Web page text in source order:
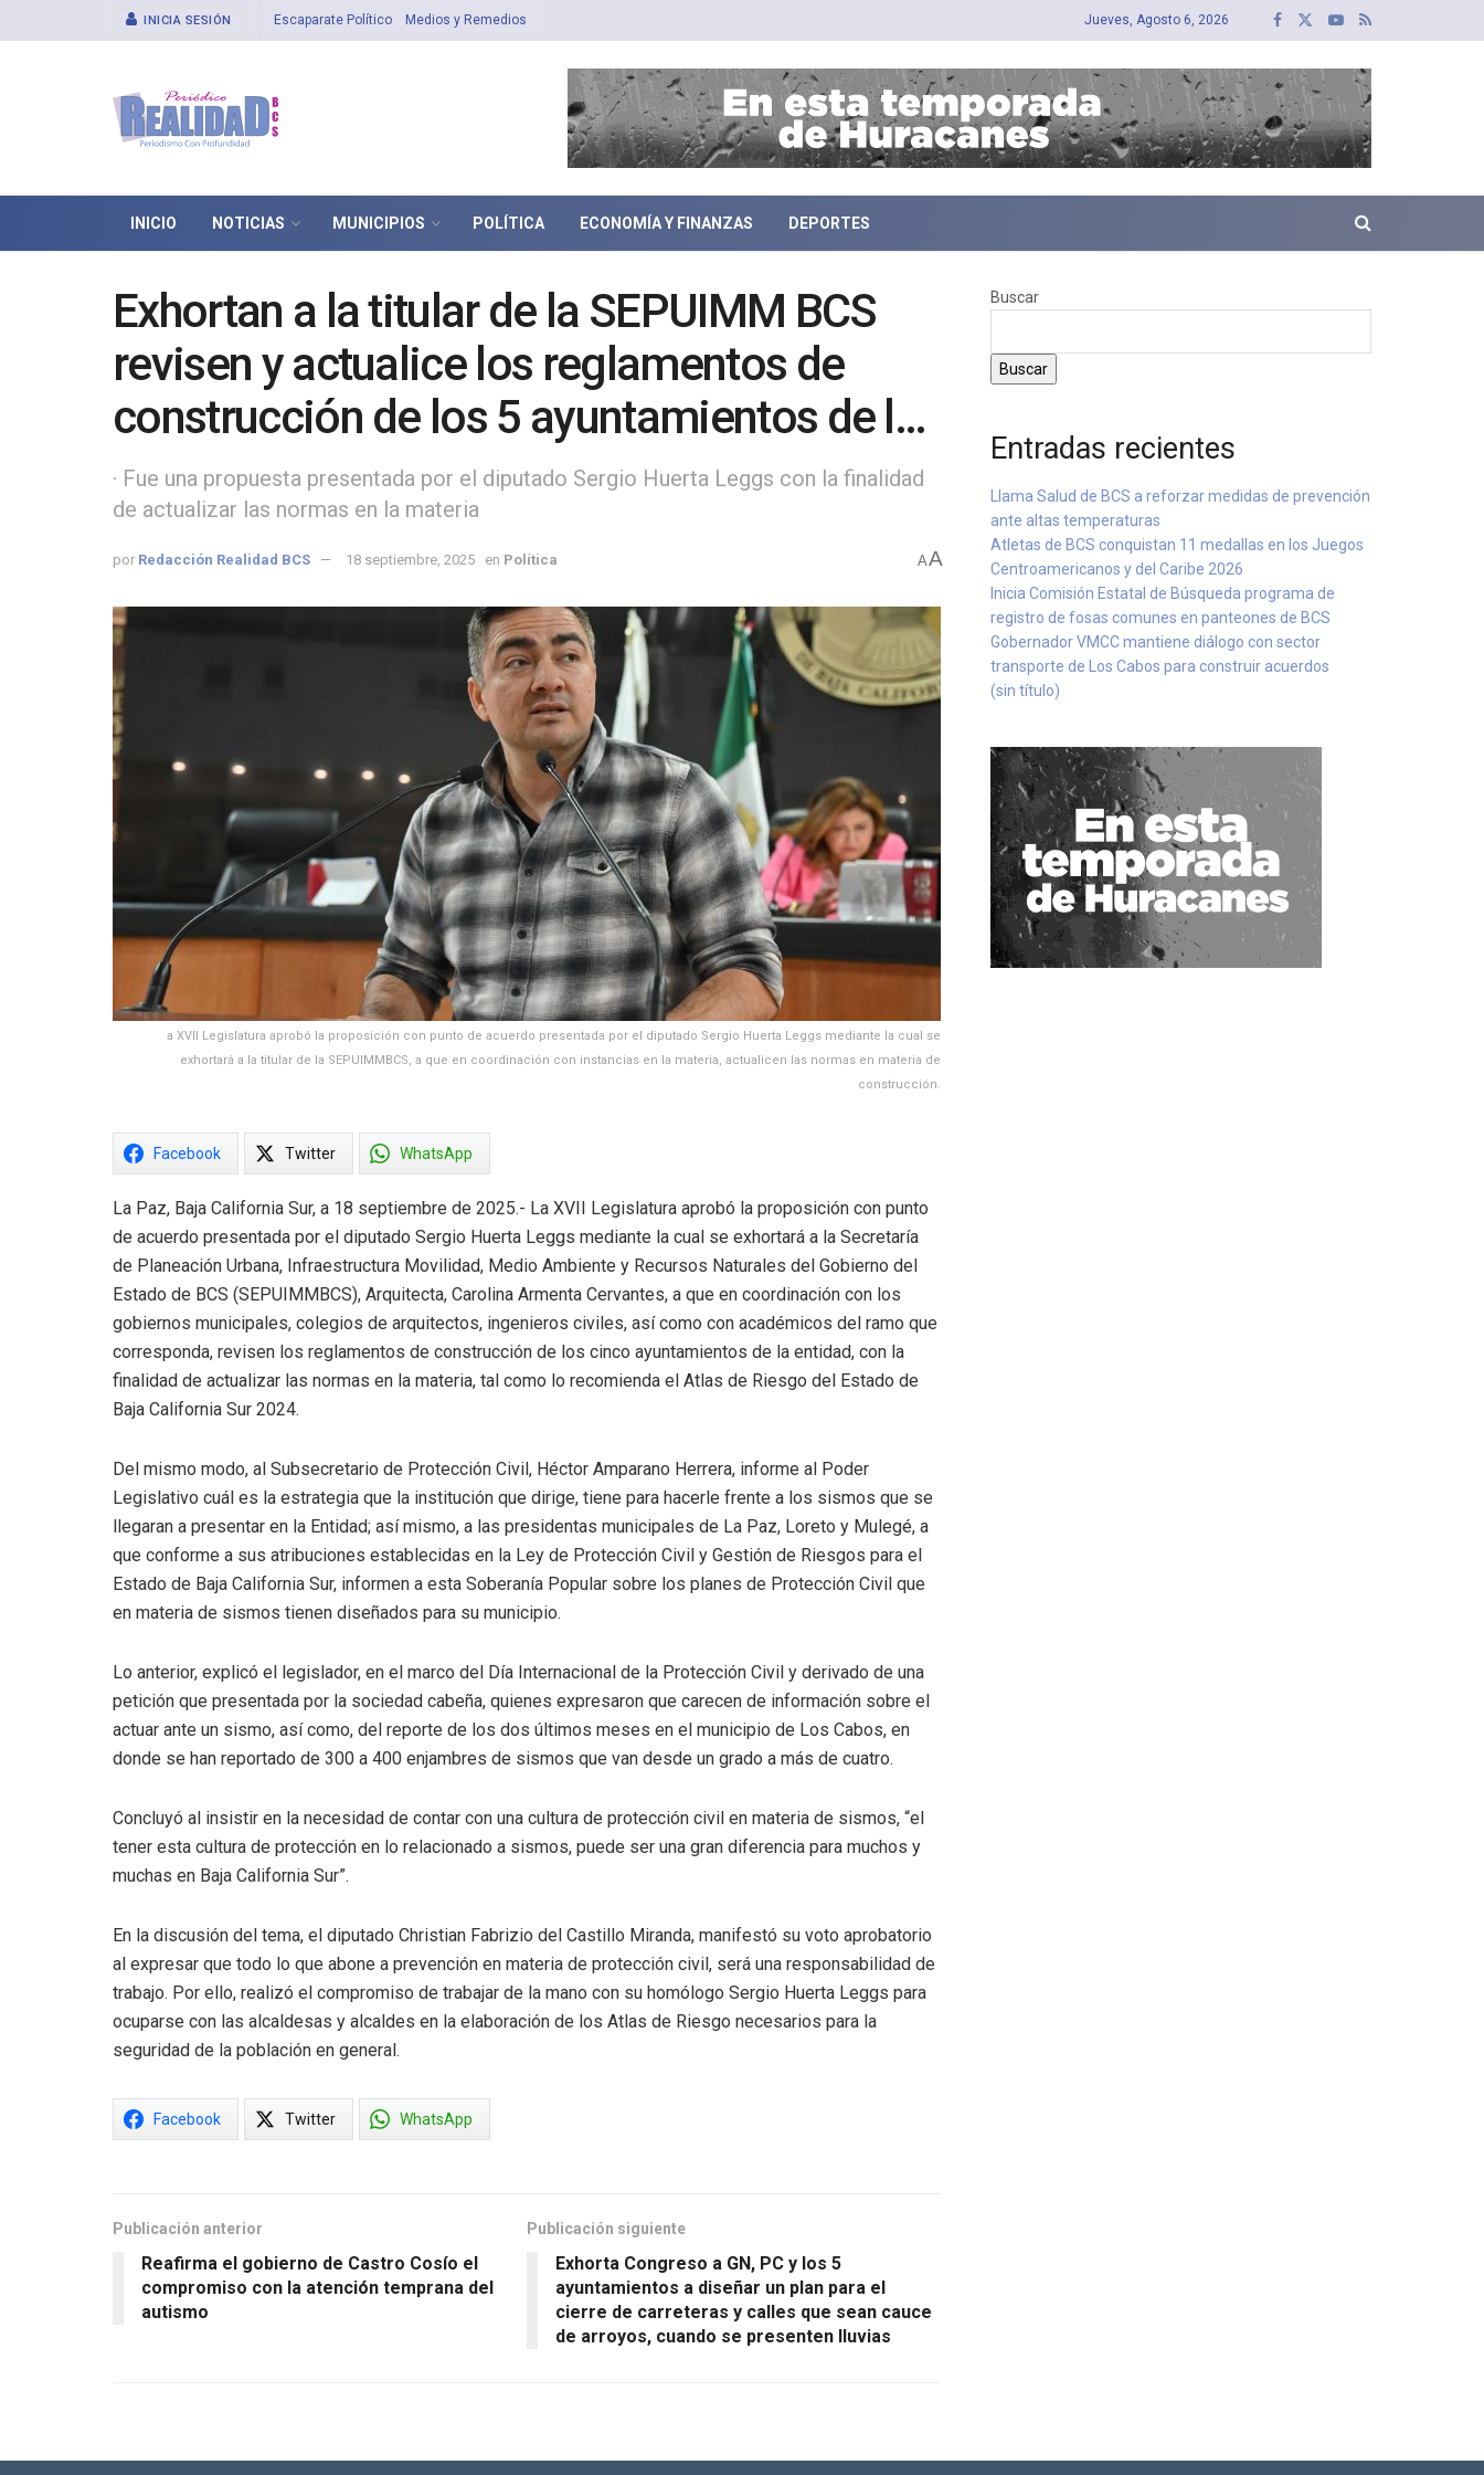
INICIA SESIÓN Escaparate Político Medios y Remedios Jueves, Agosto 6, 2026
INICIO NOTICIAS MUNICIPIOS POLÍTICA ECONOMÍA Y FINANZAS DEPORTES
Exhortan a la titular de la SEPUIMM BCS
revisen y actualice los reglamentos de
construcción de los 5 ayuntamientos de la
entidad
· Fue una propuesta presentada por el diputado Sergio Huerta Leggs con la finalidad
de actualizar las normas en la materia
por Redacción Realidad BCS 18 septiembre, 2025 en Política AA
a XVII Legislatura aprobó la proposición con punto de acuerdo presentada por el diputado Sergio Huerta Leggs mediante la cual se
exhortará a la titular de la SEPUIMMBCS, a que en coordinación con instancias en la materia, actualicen las normas en materia de
construcción.
Facebook Twitter WhatsApp
La Paz, Baja California Sur, a 18 septiembre de 2025.- La XVII Legislatura aprobó la proposición con punto
de acuerdo presentada por el diputado Sergio Huerta Leggs mediante la cual se exhortará a la Secretaría
de Planeación Urbana, Infraestructura Movilidad, Medio Ambiente y Recursos Naturales del Gobierno del
Estado de BCS (SEPUIMMBCS), Arquitecta, Carolina Armenta Cervantes, a que en coordinación con los
gobiernos municipales, colegios de arquitectos, ingenieros civiles, así como con académicos del ramo que
corresponda, revisen los reglamentos de construcción de los cinco ayuntamientos de la entidad, con la
finalidad de actualizar las normas en la materia, tal como lo recomienda el Atlas de Riesgo del Estado de
Baja California Sur 2024.
Del mismo modo, al Subsecretario de Protección Civil, Héctor Amparano Herrera, informe al Poder
Legislativo cuál es la estrategia que la institución que dirige, tiene para hacerle frente a los sismos que se
llegaran a presentar en la Entidad; así mismo, a las presidentas municipales de La Paz, Loreto y Mulegé, a
que conforme a sus atribuciones establecidas en la Ley de Protección Civil y Gestión de Riesgos para el
Estado de Baja California Sur, informen a esta Soberanía Popular sobre los planes de Protección Civil que
en materia de sismos tienen diseñados para su municipio.
Lo anterior, explicó el legislador, en el marco del Día Internacional de la Protección Civil y derivado de una
petición que presentada por la sociedad cabeña, quienes expresaron que carecen de información sobre el
actuar ante un sismo, así como, del reporte de los dos últimos meses en el municipio de Los Cabos, en
donde se han reportado de 300 a 400 enjambres de sismos que van desde un grado a más de cuatro.
Concluyó al insistir en la necesidad de contar con una cultura de protección civil en materia de sismos, “el
tener esta cultura de protección en lo relacionado a sismos, puede ser una gran diferencia para muchos y
muchas en Baja California Sur”.
En la discusión del tema, el diputado Christian Fabrizio del Castillo Miranda, manifestó su voto aprobatorio
al expresar que todo lo que abone a prevención en materia de protección civil, será una responsabilidad de
trabajo. Por ello, realizó el compromiso de trabajar de la mano con su homólogo Sergio Huerta Leggs para
ocuparse con las alcaldesas y alcaldes en la elaboración de los Atlas de Riesgo necesarios para la
seguridad de la población en general.
Facebook Twitter WhatsApp
Publicación anterior
Reafirma el gobierno de Castro Cosío el
compromiso con la atención temprana del
autismo
Publicación siguiente
Exhorta Congreso a GN, PC y los 5
ayuntamientos a diseñar un plan para el
cierre de carreteras y calles que sean cauce
de arroyos, cuando se presenten lluvias
Buscar
Buscar
Entradas recientes
Llama Salud de BCS a reforzar medidas de prevención
ante altas temperaturas
Atletas de BCS conquistan 11 medallas en los Juegos
Centroamericanos y del Caribe 2026
Inicia Comisión Estatal de Búsqueda programa de
registro de fosas comunes en panteones de BCS
Gobernador VMCC mantiene diálogo con sector
transporte de Los Cabos para construir acuerdos
(sin título)